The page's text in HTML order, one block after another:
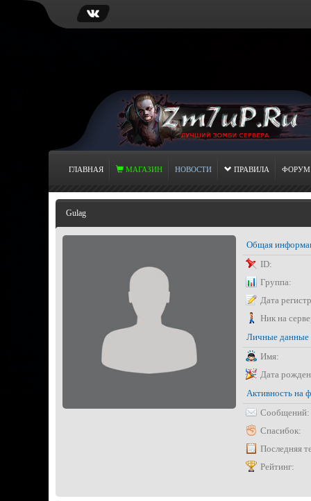
ГЛАВНАЯ МАГАЗИН НОВОСТИ ПРАВИЛА ФОРУМ
Gulag
Общая
ID:
Группа:
Дата
Ник на
Личные данные
Имя:
Дата
Активность на
Сообщений:
Спасибок:
Последняя
Рейтинг: